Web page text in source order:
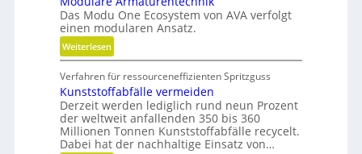
l
i
t
ä
D
y
n
a
g
e
l
g
e
w
i
n
d
Das Modu One Ecosystem von AVA verfolgt
einen modularen Ansatz.
Weiterlesen:
M
o
d
u
l
Verfahren für ressourceneffizienten Spritzguss
Kunststoffabfälle vermeiden
Derzeit werden lediglich rund neun Prozent
der weltweit anfallenden 350 bis 360
Millionen Tonnen Kunststoffabfälle recycelt.
Dabei hat der nachhaltige Einsatz von…